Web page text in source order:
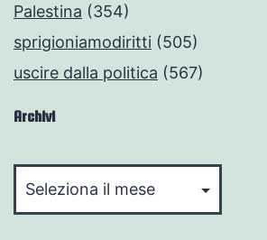
Palestina (354)
sprigioniamodiritti (505)
uscire dalla politica (567)
Archivi